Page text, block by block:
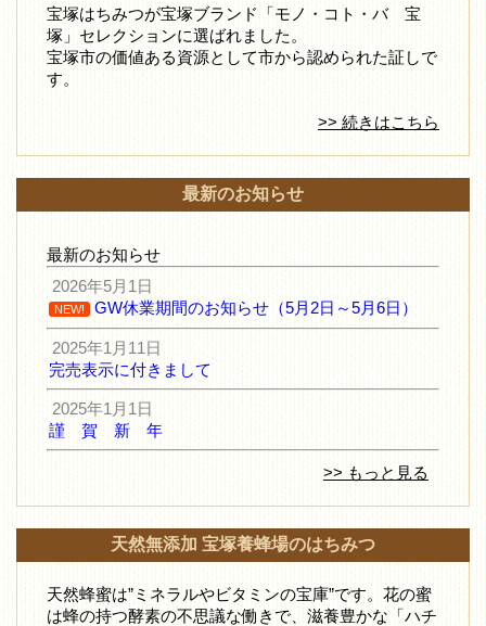
宝塚はちみつが宝塚ブランド「モノ・コト・バ 宝
塚」セレクションに選ばれました。
宝塚市の価値ある資源として市から認められた証しで
す。
>> 続きはこちら
最新のお知らせ
最新のお知らせ
2026年5月1日
NEW! GW休業期間のお知らせ（5月2日～5月6日）
2025年1月11日
完売表示に付きまして
2025年1月1日
謹 賀 新 年
>> もっと見る
天然無添加 宝塚養蜂場のはちみつ
天然蜂蜜は”ミネラルやビタミンの宝庫”です。花の蜜
は蜂の持つ酵素の不思議な働きで、滋養豊かな「ハチ